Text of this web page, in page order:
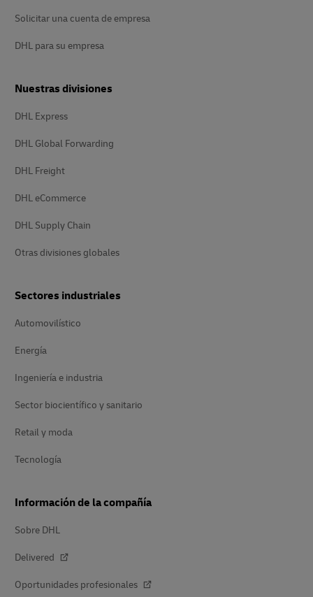
Solicitar una cuenta de empresa
DHL para su empresa
Nuestras divisiones
DHL Express
DHL Global Forwarding
DHL Freight
DHL eCommerce
DHL Supply Chain
Otras divisiones globales
Sectores industriales
Automovilístico
Energía
Ingeniería e industria
Sector biocientífico y sanitario
Retail y moda
Tecnología
Información de la compañía
Sobre DHL
Delivered
Oportunidades profesionales